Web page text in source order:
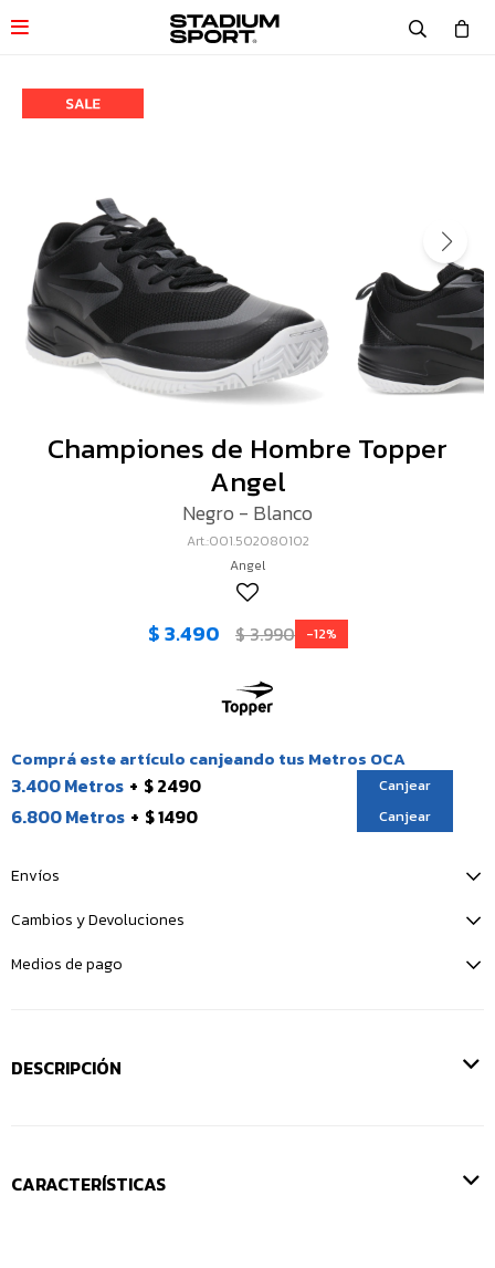

Championes de Hombre Topper
Angel
Negro - Blanco
001.502080102
Angel
$3.490 $3.990 12
Comprá este artículo canjeando tus Metros OCA
3.400 Metros $ 2490 Canjear
6.800 Metros $ 1490 Canjear
Envíos
Cambios y Devoluciones
Medios de pago
DESCRIPCIÓN
CARACTERÍSTICAS